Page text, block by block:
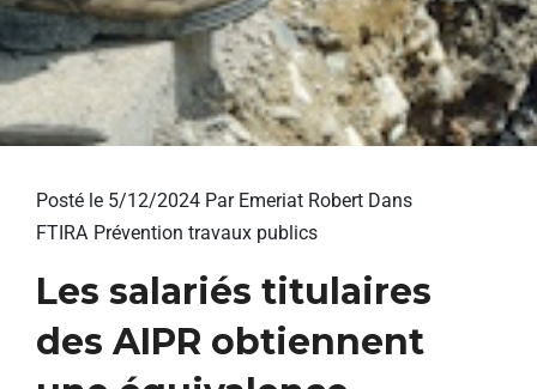
Posté le 5/12/2024 Par Emeriat Robert Dans
FTIRA Prévention travaux publics
Les salariés titulaires
des AIPR obtiennent